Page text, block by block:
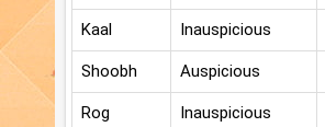
Kaal Inauspicious
Shoobh Auspicious
Rog Inauspicious